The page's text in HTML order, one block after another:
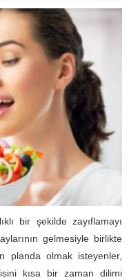
bir şekilde zayıflamayı
gelmesiyle birlikte
planda olmak isteyenler,
kısa bir zaman dilimi